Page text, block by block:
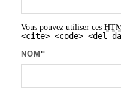
Vous pouvez utiliser ces
<cite> <code> <del
NOM *